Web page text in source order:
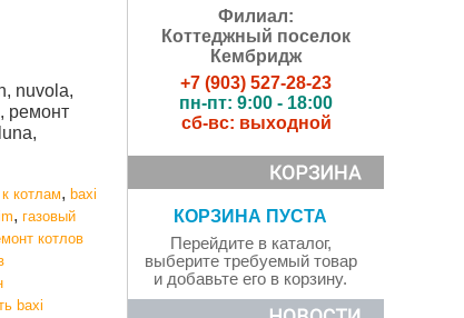
nuvola,
ремонт
котлам, baxi
, газовый
котлов
baxi
Филиал:
Коттеджный поселок
Кембридж
+7 (903) 527-28-23
пн-пт: 9:00 - 18:00
сб-вс: выходной
КОРЗИНА ПУСТА
Перейдите в каталог,
выберите требуемый товар
и добавьте его в корзину.